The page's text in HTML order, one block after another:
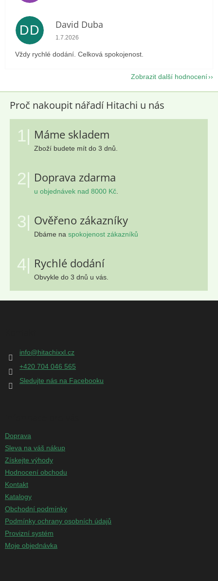
DD David Duba
Hodnocení obchodu je 5 z 5 hvězdiček.
1.7.2026
Vždy rychlé dodání. Celková spokojenost.
Zobrazit další hodnocení
Proč nakoupit nářadí Hitachi u nás
1| Máme skladem
Zboží budete mít do 3 dnů.
2| Doprava zdarma
u objednávek nad 8000 Kč
3| Ověřeno zákazníky
Dbáme na spokojenost zákazníků
4| Rychlé dodání
Obvykle do 3 dnů u vás.
info@hitachixxl.cz
+420 704 046 565
Sledujte nás na Facebooku
Doprava
Sleva na váš nákup
Získejte výhody
Hodnocení obchodu
Kontakt
Katalogy
Obchodní podmínky
Podmínky ochrany osobních údajů
Provizní systém
Moje objednávka